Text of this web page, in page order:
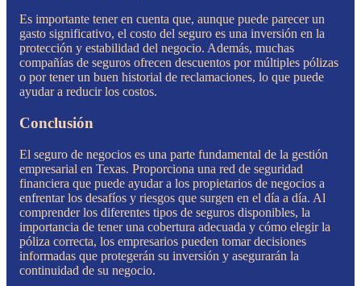
Es importante tener en cuenta que, aunque puede parecer un
gasto significativo, el costo del seguro es una inversión en la
protección y estabilidad del negocio. Además, muchas
compañías de seguros ofrecen descuentos por múltiples pólizas
o por tener un buen historial de reclamaciones, lo que puede
ayudar a reducir los costos.
Conclusión
El seguro de negocios es una parte fundamental de la gestión
empresarial en Texas. Proporciona una red de seguridad
financiera que puede ayudar a los propietarios de negocios a
enfrentar los desafíos y riesgos que surgen en el día a día. Al
comprender los diferentes tipos de seguros disponibles, la
importancia de tener una cobertura adecuada y cómo elegir la
póliza correcta, los empresarios pueden tomar decisiones
informadas que protegerán su inversión y asegurarán la
continuidad de su negocio.